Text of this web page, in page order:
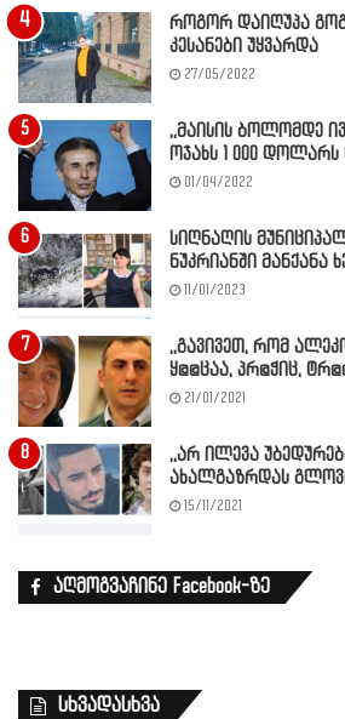
როგორ დაიღუპა
კესანები უყვარდა
27/05/2022
,,მაისის ბოლომდე
ოჯახს 1 000 დოლარს
01/04/2022
სიღნაღის
ნუკრიანში მანქანა
11/01/2023
,,გავივეთ, რომ
ყ@@ცაა, პრ@ჭიც,
21/01/2021
,,არ ილევა
ახალგაზრდას
15/11/2021
აღმოგვაჩინე Facebook-ზე
სხვადასხვა